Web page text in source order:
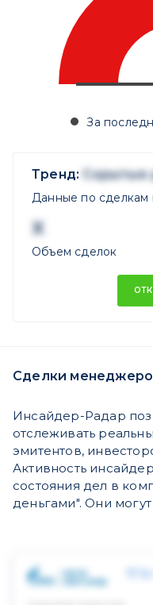
За
Тренд: Скрытые
Данные по сделкам
X
Объем сделок
Сделки
Инсайдер-Радар
отслеживать
эмитентов,
Активность
состояния дел в
деньгами". Они